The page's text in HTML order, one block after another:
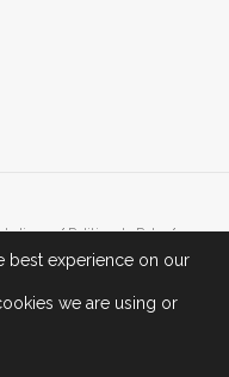
livrare Politica de Retur
Reserved.
best experience on our
we are using or